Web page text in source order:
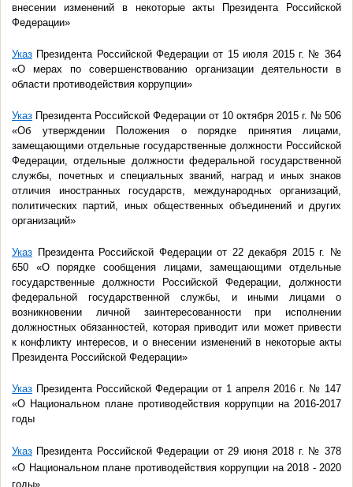
внесении изменений в некоторые акты Президента Российской
Федерации»
Указ Президента Российской Федерации от 15 июля 2015 г. № 364
«О мерах по совершенствованию организации деятельности в
области противодействия коррупции»
Указ Президента Российской Федерации от 10 октября 2015 г. № 506
«Об утверждении Положения о порядке принятия лицами,
замещающими отдельные государственные должности Российской
Федерации, отдельные должности федеральной государственной
службы, почетных и специальных званий, наград и иных знаков
отличия иностранных государств, международных организаций,
политических партий, иных общественных объединений и других
организаций»
Указ Президента Российской Федерации от 22 декабря 2015 г. №
650 «О порядке сообщения лицами, замещающими отдельные
государственные должности Российской Федерации, должности
федеральной государственной службы, и иными лицами о
возникновении личной заинтересованности при исполнении
должностных обязанностей, которая приводит или может привести
к конфликту интересов, и о внесении изменений в некоторые акты
Президента Российской Федерации»
Указ Президента Российской Федерации от 1 апреля 2016 г. № 147
«О Национальном плане противодействия коррупции на 2016-2017
годы
Указ Президента Российской Федерации от 29 июня 2018 г. № 378
«О Национальном плане противодействия коррупции на 2018 - 2020
годы»